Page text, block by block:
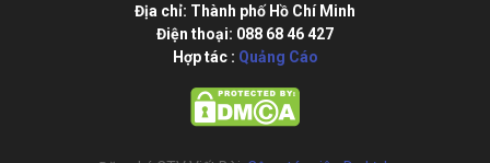
Địa chỉ: Thành phố Hồ Chí Minh
Điện thoại: 088 68 46 427
Hợp tác : Quảng Cáo